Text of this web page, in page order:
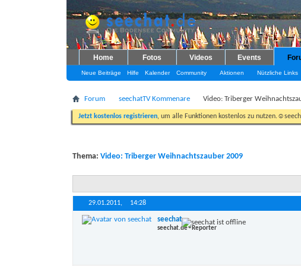
Home Fotos Videos Events
Neue Beiträge Hilfe Kalender Community Aktionen Nützliche Links
Forum seechatTV Kommenare Video: Triberger
Jetzt kostenlos registrieren, um alle Funktionen kostenlos zu
Thema: Video: Triberger Weihnachtszauber 2009
29.01.2011, 14:28
seechat
seechat.de - Reporter